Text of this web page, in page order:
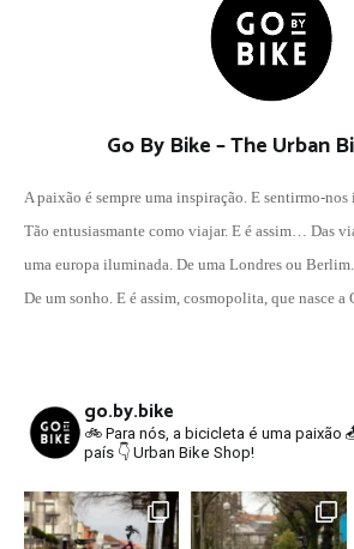
Go By Bike – The Urban
A paixão é sempre uma inspiração. E sentirmo-
Tão entusiasmante como viajar. E é assim… Das
uma europa iluminada. De uma Londres ou
De um sonho. E é assim, cosmopolita, que nasce
go.by.bike
🚲 Para nós, a bicicleta é uma paixão
país 👇 Urban Bike Shop!